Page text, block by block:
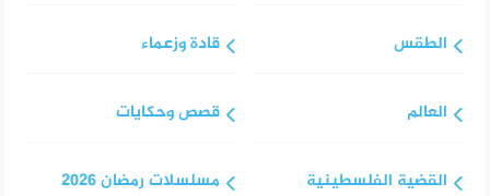
الطقس
العالم
القضية الفلسطينية
قادة وزعماء
قصص وحكايات
مسلسلات رمضان 2026